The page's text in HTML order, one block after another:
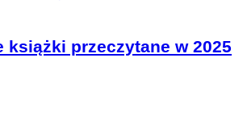
książki przeczytane w 2025